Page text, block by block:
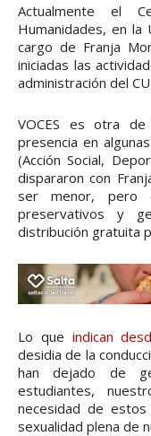
Actualmente el
Humanidades, en la
cargo de Franja
iniciadas las
administración del
VOCES es otra de
presencia en
(Acción Social,
dispararon con
ser menor, pero
preservativos y
distribución gratuita
Lo que indican
desidia de la
han dejado de
estudiantes,
necesidad de
sexualidad plena de